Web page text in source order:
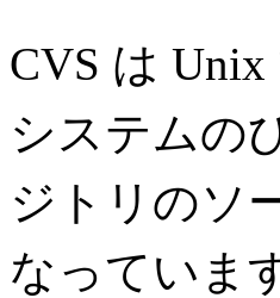
CVS は
システムの
ジトリのソ
なっていま